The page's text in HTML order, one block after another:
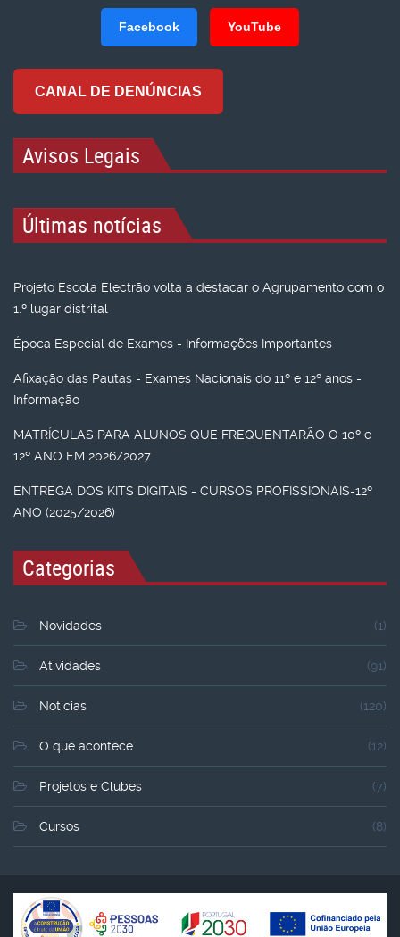
Facebook YouTube
CANAL DE DENÚNCIAS
Avisos Legais
Últimas notícias
Projeto Escola Electrão volta a destacar o Agrupamento com o
1.º lugar distrital
Época Especial de Exames - Informações Importantes
Afixação das Pautas - Exames Nacionais do 11º e 12º anos -
Informação
MATRÍCULAS PARA ALUNOS QUE FREQUENTARÃO O 10º e
12º ANO EM 2026/2027
ENTREGA DOS KITS DIGITAIS - CURSOS PROFISSIONAIS-12º
ANO (2025/2026)
Categorias
Novidades (1)
Atividades (91)
Noticias (120)
O que acontece (12)
Projetos e Clubes (7)
Cursos (8)